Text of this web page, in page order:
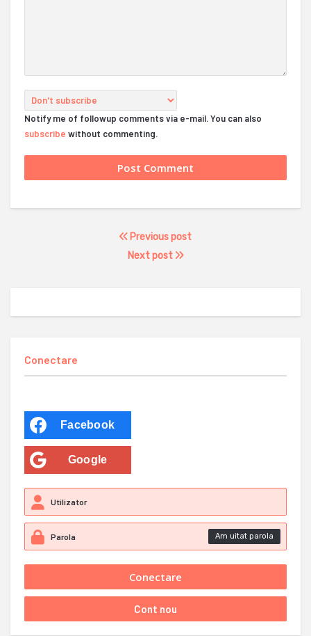
Notify me of followup comments via e-mail. You can also
subscribe without commenting.
Previous post
Next post
Conectare
Facebook
Google
Am uitat parola